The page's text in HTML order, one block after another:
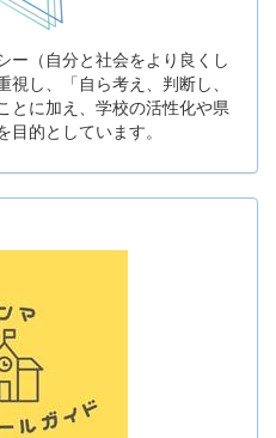
ー（自分と社会をより良くし
し、「自ら考え、判断し、
とに加え、学校の活性化や県
的としています。